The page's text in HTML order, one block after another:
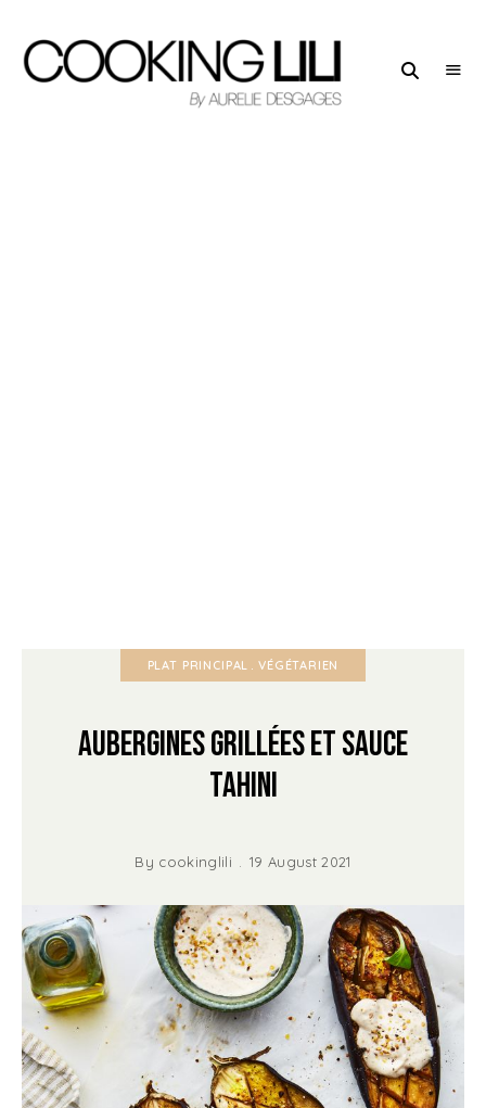
PLAT PRINCIPAL VÉGÉTARIEN
Aubergines grillées et sauce
tahini
By cookinglili 19 August 2021